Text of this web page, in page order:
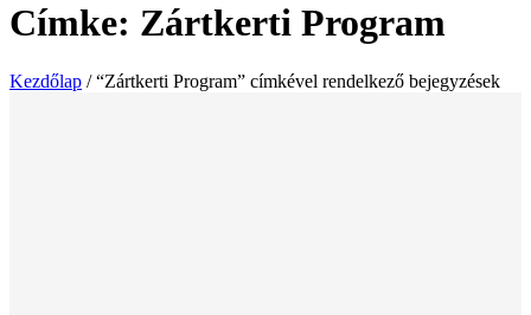
Címke: Zártkerti Program
Kezdőlap / “Zártkerti Program” címkével rendelkező bejegyzések